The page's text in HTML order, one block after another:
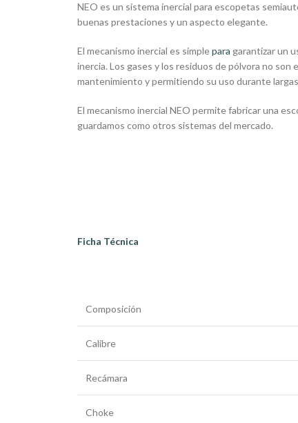
NEO es un sistema inercial para escopetas
buenas prestaciones y un aspecto elegante.
El mecanismo inercial es simplepara garantizar un
inercia. Los gases y los residuos de pólvora no
mantenimiento y permitiendo su uso durante
El mecanismo inercial NEO permite fabricar una
guardamos como otros sistemas del mercado.
Ficha Técnica
Composición
Calibre
Recámara
Choke